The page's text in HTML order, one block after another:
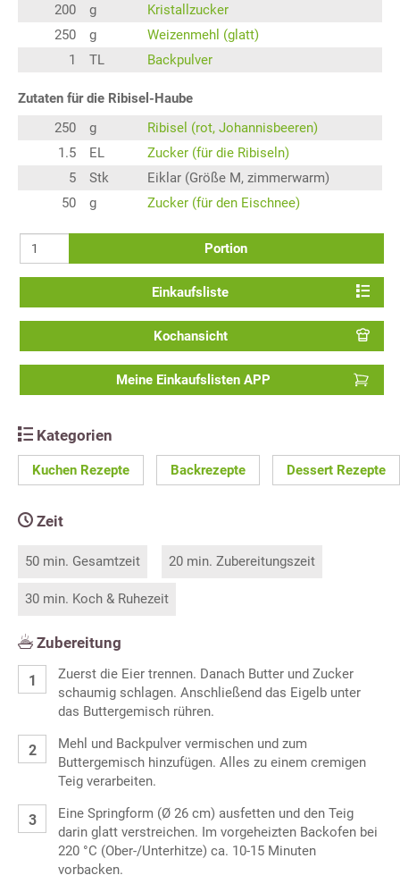
200
g
Kristallzucker
250
g
Weizenmehl (glatt)
1
TL Backpulver
Zutaten für die Ribisel-Haube
250
g
Ribisel (rot, Johannisbeeren)
1.5
EL
Zucker (für die Ribiseln)
5
Stk
Eiklar (Größe M, zimmerwarm)
50
g Zucker (für den Eischnee)
Portion
Einkaufsliste
Kochansicht
Meine Einkaufslisten APP
Kategorien
Kuchen Rezepte Backrezepte Dessert Rezepte
Zeit
50 min. Gesamtzeit 20 min. Zubereitungszeit
30 min. Koch & Ruhezeit
Zubereitung
Zuerst die Eier trennen. Danach Butter und Zucker
schaumig schlagen. Anschließend das Eigelb unter
das Buttergemisch rühren.
Mehl und Backpulver vermischen und zum
Buttergemisch hinzufügen. Alles zu einem cremigen
Teig verarbeiten.
Eine Springform (Ø 26 cm) ausfetten und den Teig
darin glatt verstreichen. Im vorgeheizten Backofen bei
220 °C (Ober-/Unterhitze) ca. 10-15 Minuten
vorbacken.